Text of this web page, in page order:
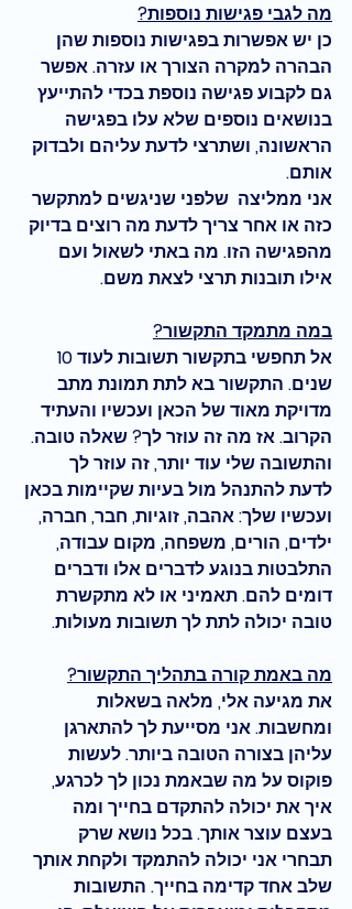
מה לגבי פגישות נוספות?
כן יש אפשרות בפגישות נוספות שהן
הבהרה למקרה הצורך או עזרה. אפשר
גם לקבוע פגישה נוספת בכדי להתייעץ
בנושאים נוספים שלא עלו בפגישה
הראשונה, ושתרצי לדעת עליהם ולבדוק
אותם.
אני ממליצה שלפני שניגשים למתקשר
כזה או אחר צריך לדעת מה רוצים בדיוק
מהפגישה הזו. מה באתי לשאול ועם
אילו תובנות תרצי לצאת משם.
במה מתמקד התקשור?
שנים. התקשור בא לתת תמונת מתב
מדויקת מאוד של הכאן ועכשיו והעתיד
הקרוב. אז מה זה עוזר לך? שאלה טובה.
והתשובה שלי עוד יותר, זה עוזר לך
לדעת להתנהל מול בעיות שקיימות בכאן
ועכשיו שלך: אהבה, זוגיות, חבר, חברה,
ילדים, הורים, משפחה, מקום עבודה,
התלבטות בנוגע לדברים אלו ודברים
דומים להם. תאמיני או לא מתקשרת
טובה יכולה לתת לך תשובות מעולות.
מה באמת קורה בתהליך התקשור?
את מגיעה אלי, מלאה בשאלות
ומחשבות. אני מסייעת לך להתארגן
עליהן בצורה הטובה ביותר. לעשות
פוקוס על מה שבאמת נכון לך לכרגע,
איך את יכולה להתקדם בחייך ומה
בעצם עוצר אותך. בכל נושא שרק
תבחרי אני יכולה להתמקד ולקחת אותך
שלב אחד קדימה בחייך. התשובות